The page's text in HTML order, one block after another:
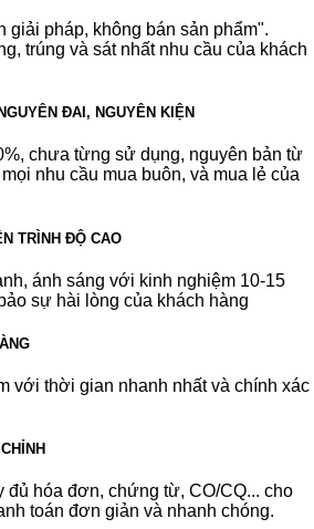
pháp, không bán sản phẩm".
trúng và sát nhất nhu cầu của khách
ĐAI, NGUYÊN KIỆN
chưa từng sử dụng, nguyên bản từ
nhu cầu mua buôn, và mua lẻ của
TRÌNH ĐỘ CAO
ánh sáng với kinh nghiệm 10-15
sự hài lòng của khách hàng
với thời gian nhanh nhất và chính xác
đủ hóa đơn, chứng từ, CO/CQ... cho
toán đơn giản và nhanh chóng.